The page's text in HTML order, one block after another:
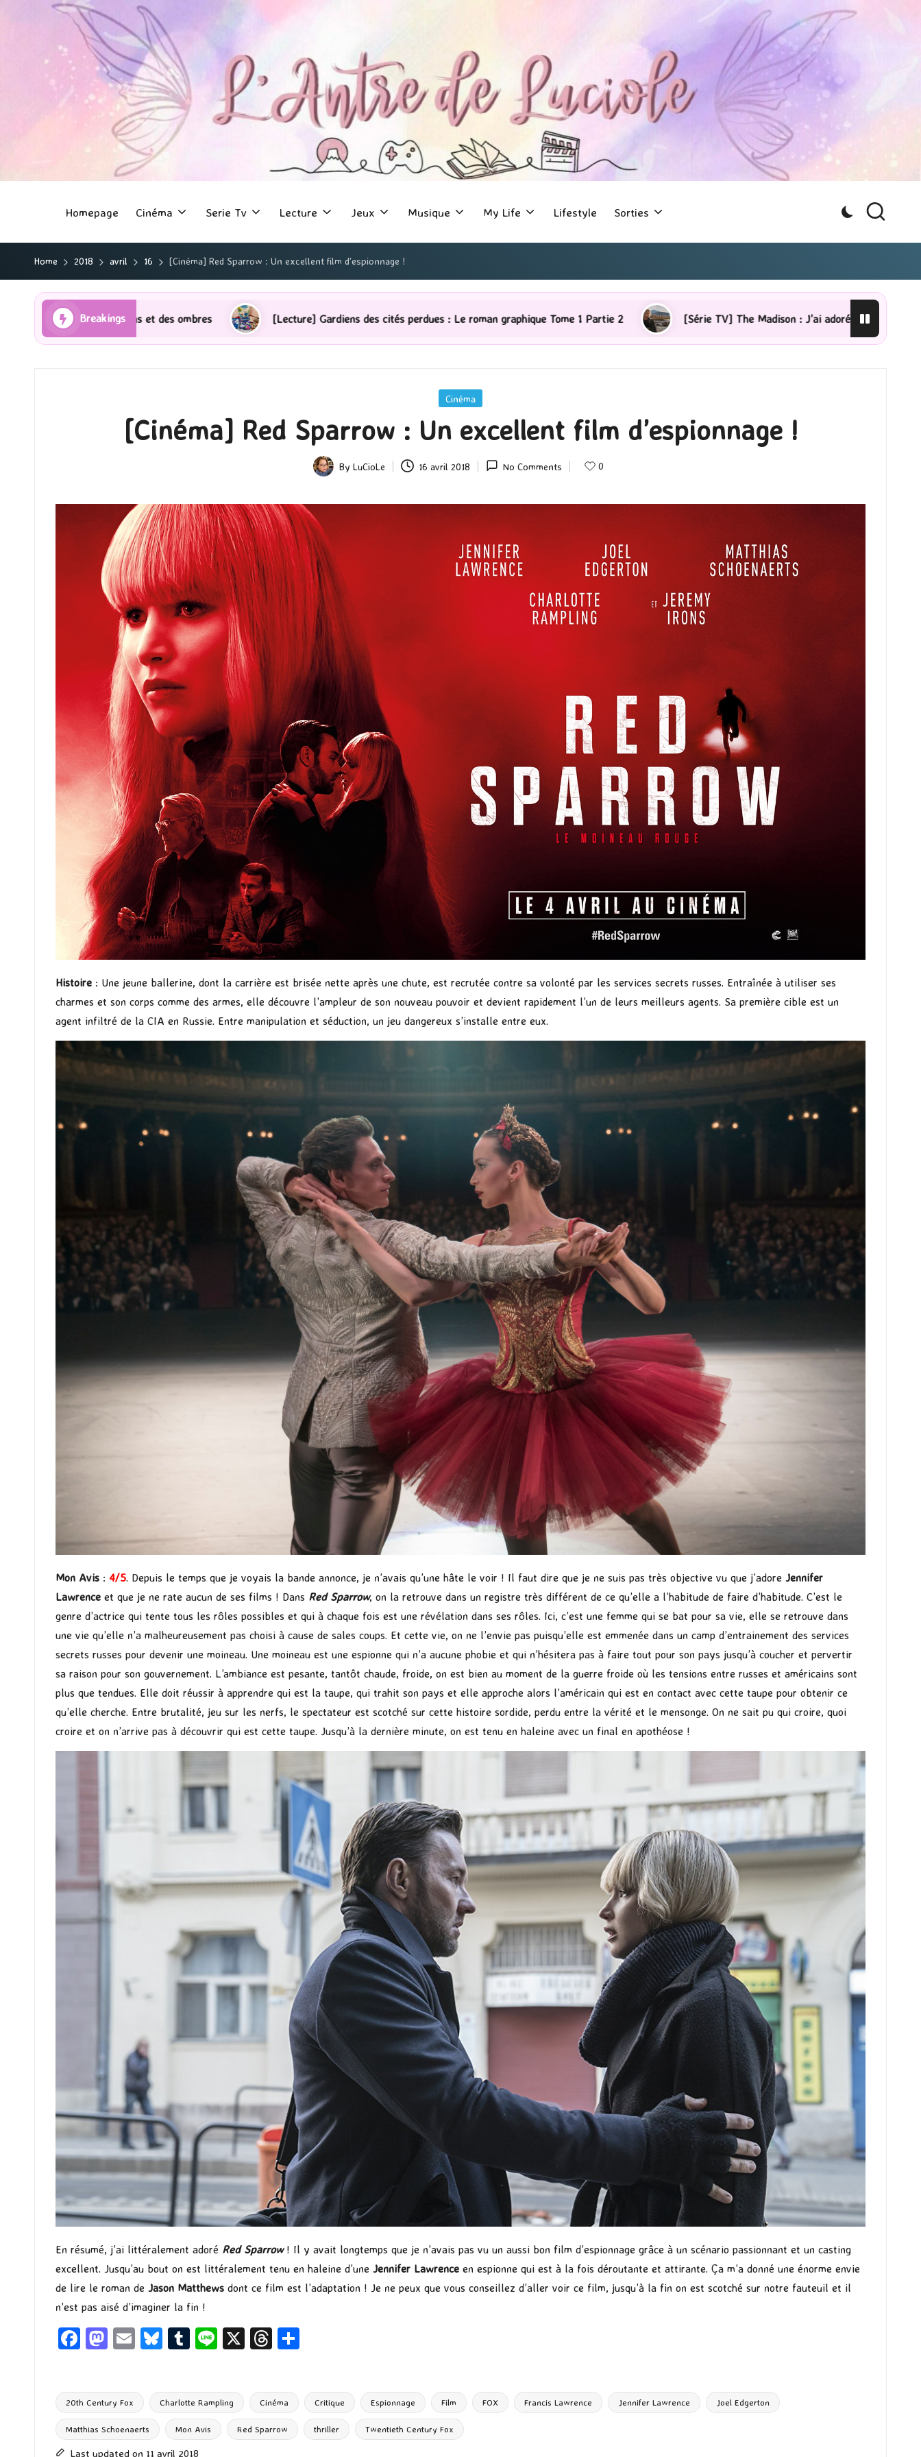
Homepage Cinéma Serie Tv Lecture Jeux Musique My Life Lifestyle Sorties
Home 2018 avril 16 [Cinéma] Red Sparrow : Un excellent film d’espionnage !
Breakings
[Lecture] Gardiens des cités perdues : Le roman graphique Tome 1 Partie 2 [Série TV] The Madison : J’ai adoré ! [Lecture] La femme de ménage : J’ai
Posted
Cinéma
[Cinéma] Red Sparrow : Un excellent film d’espionnage !
Posted
ByLuCioLe 16 avril 2018 No Comments 0
Histoire : Une jeune ballerine, dont la carrière est brisée nette après une chute, est recrutée contre sa volonté par les services secrets russes. Entraînée à utiliser ses
charmes et son corps comme des armes, elle découvre l’ampleur de son nouveau pouvoir et devient rapidement l’un de leurs meilleurs agents. Sa première cible est un
agent infiltré de la CIA en Russie. Entre manipulation et séduction, un jeu dangereux s’installe entre eux.
Mon Avis : 4/5. Depuis le temps que je voyais la bande annonce, je n’avais qu’une hâte le voir ! Il faut dire que je ne suis pas très objective vu que j’adore Jennifer
Lawrence et que je ne rate aucun de ses films ! Dans Red Sparrow, on la retrouve dans un registre très différent de ce qu’elle a l’habitude de faire d’habitude. C’est le
genre d’actrice qui tente tous les rôles possibles et qui à chaque fois est une révélation dans ses rôles. Ici, c’est une femme qui se bat pour sa vie, elle se retrouve dans
une vie qu’elle n’a malheureusement pas choisi à cause de sales coups. Et cette vie, on ne l’envie pas puisqu’elle est emmenée dans un camp d’entrainement des services
secrets russes pour devenir une moineau. Une moineau est une espionne qui n’a aucune phobie et qui n’hésitera pas à faire tout pour son pays jusqu’à coucher et pervertir
sa raison pour son gouvernement. L’ambiance est pesante, tantôt chaude, froide, on est bien au moment de la guerre froide où les tensions entre russes et américains sont
plus que tendues. Elle doit réussir à apprendre qui est la taupe, qui trahit son pays et elle approche alors l’américain qui est en contact avec cette taupe pour obtenir ce
qu’elle cherche. Entre brutalité, jeu sur les nerfs, le spectateur est scotché sur cette histoire sordide, perdu entre la vérité et le mensonge. On ne sait pu qui croire, quoi
croire et on n’arrive pas à découvrir qui est cette taupe. Jusqu’à la dernière minute, on est tenu en haleine avec un final en apothéose !
En résumé, j’ai littéralement adoré Red Sparrow! Il y avait longtemps que je n’avais pas vu un aussi bon film d’espionnage grâce à un scénario passionnant et un casting
excellent. Jusqu’au bout on est littéralement tenu en haleine d’une Jennifer Lawrence en espionne qui est à la fois déroutante et attirante. Ça m’a donné une énorme envie
de lire le roman de Jason Matthews dont ce film est l’adaptation ! Je ne peux que vous conseillez d’aller voir ce film, jusqu’à la fin on est scotché sur notre fauteuil et il
n’est pas aisé d’imaginer la fin !
Fa
o
o
k
M
d
o
n
E
Bl
ky
T
bl
r
Li X
T
ds g
er
Tags:
20th Century Fox Charlotte Rampling Cinéma Critique Espionnage Film FOX Francis Lawrence Jennifer Lawrence Joel Edgerton
Matthias Schoenaerts Mon Avis Red Sparrow thriller Twentieth Century Fox
Last updated on 11 avril 2018